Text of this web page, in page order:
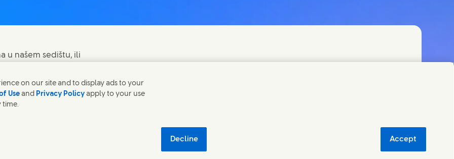
u našem sedištu, ili
on our site and to display ads to your
Use and Privacy Policy apply to your use
time.
Decline Accept